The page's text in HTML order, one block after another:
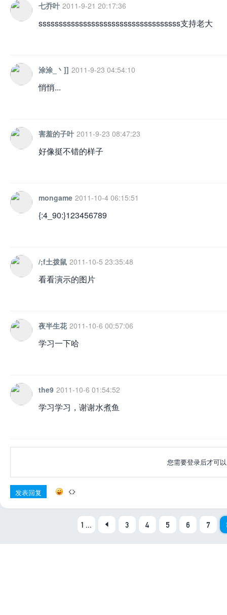
七乔叶 2011-9-21 20:17:36
sssssssssssssssssssssssssssssssssss支持老大
涂涂_丶]] 2011-9-23 04:54:10
悄悄...
害羞的子叶 2011-9-23 08:47:23
好像挺不错的样子
mongame 2011-10-4 06:15:51
{:4_90:}123456789
/;f土拨鼠 2011-10-5 23:35:48
看看演示的图片
夜半生花 2011-10-6 00:57:06
学习一下哈
the9 2011-10-6 01:54:52
学习学习，谢谢水煮鱼
您需要登录后才可
发表回复
1 ... 3 4 5 6 7